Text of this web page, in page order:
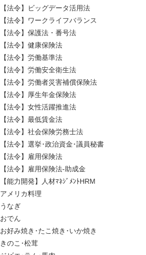
【法令】ビッグデータ活用法
【法令】ワークライフバランス
【法令】保護法・番号法
【法令】健康保険法
【法令】労働基準法
【法令】労働安全衛生法
【法令】労働者災害補償保険法
【法令】厚生年金保険法
【法令】女性活躍推進法
【法令】最低賃金法
【法令】社会保険労務士法
【法令】選挙･政治資金･議員秘書
【法令】雇用保険法
【法令】雇用保険法-助成金
【能力開発】人材ﾏﾈｼﾞﾒﾝﾄHRM
アメリカ料理
うなぎ
おでん
お好み焼き･たこ焼き･いか焼き
きのこ･松茸